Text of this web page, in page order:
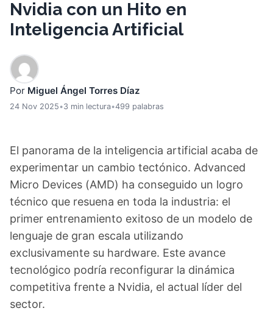
Nvidia con un Hito en
Inteligencia Artificial
Por Miguel Ángel Torres Díaz
24 Nov 2025•3 min lectura•499 palabras
El panorama de la inteligencia artificial acaba de
experimentar un cambio tectónico. Advanced
Micro Devices (AMD) ha conseguido un logro
técnico que resuena en toda la industria: el
primer entrenamiento exitoso de un modelo de
lenguaje de gran escala utilizando
exclusivamente su hardware. Este avance
tecnológico podría reconfigurar la dinámica
competitiva frente a Nvidia, el actual líder del
sector.